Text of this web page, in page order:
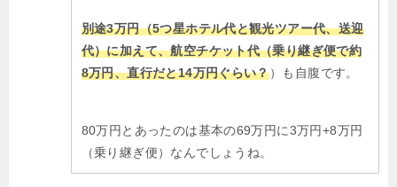
別途3万円（5つ星ホテル代と観光ツアー代、送迎
代）に加えて、航空チケット代（乗り継ぎ便で約
8万円、直行だと14万円ぐらい？）も自腹です。
80万円とあったのは基本の69万円に3万円+8万円
（乗り継ぎ便）なんでしょうね。